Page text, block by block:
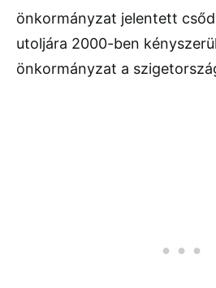
önkormányzat jelentett
utoljára 2000-ben
önkormányzat a